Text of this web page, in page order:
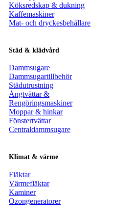
Köksredskap & dukning
Kaffemaskiner
Mat- och dryckesbehållare
Städ & klädvård
Dammsugare
Dammsugartillbehör
Städutrustning
Ångtvättar &
Rengöringsmaskiner
Moppar & hinkar
Fönstertvättar
Centraldammsugare
Klimat & värme
Fläktar
Värmefläktar
Kaminer
Ozongeneratorer